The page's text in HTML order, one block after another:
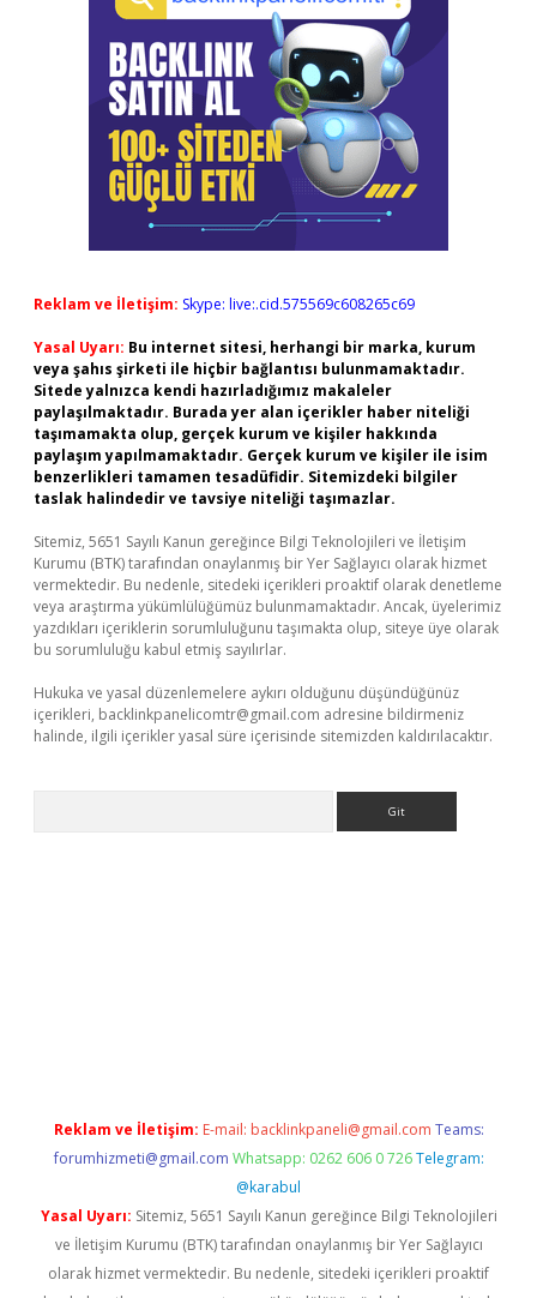
Reklam ve İletişim: Skype: live:.cid.575569c608265c69
Yasal Uyarı: Bu internet sitesi, herhangi bir marka, kurum
veya şahıs şirketi ile hiçbir bağlantısı bulunmamaktadır.
Sitede yalnızca kendi hazırladığımız makaleler
paylaşılmaktadır. Burada yer alan içerikler haber niteliği
taşımamakta olup, gerçek kurum ve kişiler hakkında
paylaşım yapılmamaktadır. Gerçek kurum ve kişiler ile isim
benzerlikleri tamamen tesadüfidir. Sitemizdeki bilgiler
taslak halindedir ve tavsiye niteliği taşımazlar.
Sitemiz, 5651 Sayılı Kanun gereğince Bilgi Teknolojileri ve İletişim
Kurumu (BTK) tarafından onaylanmış bir Yer Sağlayıcı olarak hizmet
vermektedir. Bu nedenle, sitedeki içerikleri proaktif olarak denetleme
veya araştırma yükümlülüğümüz bulunmamaktadır. Ancak, üyelerimiz
yazdıkları içeriklerin sorumluluğunu taşımakta olup, siteye üye olarak
bu sorumluluğu kabul etmiş sayılırlar.
Hukuka ve yasal düzenlemelere aykırı olduğunu düşündüğünüz
içerikleri, backlinkpanelicomtr@gmail.com adresine bildirmeniz
halinde, ilgili içerikler yasal süre içerisinde sitemizden kaldırılacaktır.
Reklam ve İletişim: E-mail: backlinkpaneli@gmail.com Teams:
forumhizmeti@gmail.com Whatsapp: 0262 606 0 726 Telegram:
@karabul
Yasal Uyarı: Sitemiz, 5651 Sayılı Kanun gereğince Bilgi Teknolojileri
ve İletişim Kurumu (BTK) tarafından onaylanmış bir Yer Sağlayıcı
olarak hizmet vermektedir. Bu nedenle, sitedeki içerikleri proaktif